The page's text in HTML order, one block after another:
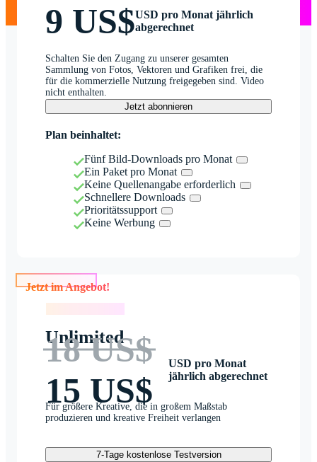
9 US$USD pro Monat jährlich
abgerechnet
Schalten Sie den Zugang zu unserer gesamten
Sammlung von Fotos, Vektoren und Grafiken frei, die
für die kommerzielle Nutzung freigegeben sind. Video
nicht enthalten.
Jetzt abonnieren
Plan beinhaltet:
Fünf Bild-Downloads pro Monat
Ein Paket pro Monat
Keine Quellenangabe erforderlich
Schnellere Downloads
Prioritätssupport
Keine Werbung
Jetzt im Angebot!
Unlimited
18 US$
15 US$
USD pro Monat
jährlich abgerechnet
Für größere Kreative, die in großem Maßstab
produzieren und kreative Freiheit verlangen
7-Tage kostenlose Testversion